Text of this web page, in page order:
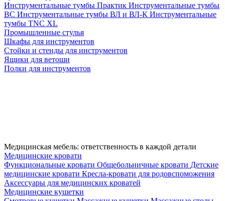
Инструментальные тумбы Практик Инструментальные тумбы
ВС Инструментальные тумбы ВЛ и ВЛ-К Инструментальные
тумбы TNC XL
Промышленные стулья
Шкафы для инструментов
Стойки и стенды для инструментов
Ящики для ветоши
Полки для инструментов
Медицинская мебель: ответственность в каждой детали
Медицинские кровати
Функциональные кровати Общебольничные кровати Детские
медицинские кровати Кресла-кровати для родовспоможения
Аксессуары для медицинских кроватей
Медицинские кушетки